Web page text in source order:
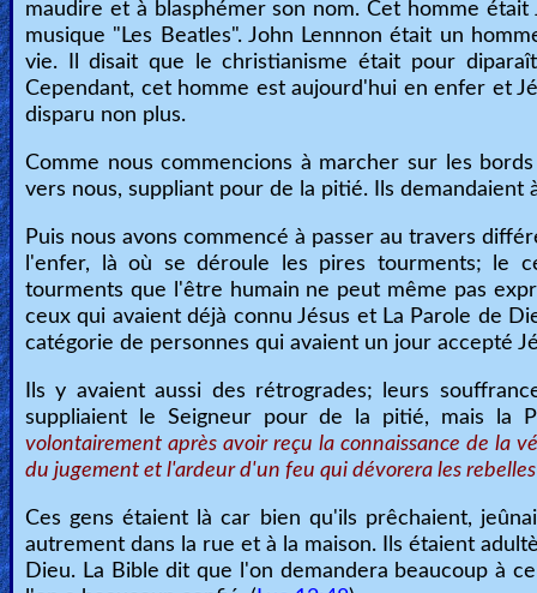
Contact/Feedback/Donate
Follow
us
Social
Media
PDF
Books
Random
Video
Ask
AI
Bible
maudire et à blasphémer son nom. Cet homme
musique "Les Beatles". John Lennnon était un
vie. Il disait que le christianisme était pour
Cependant, cet homme est aujourd'hui en enfer et
disparu non plus.
Comme nous commencions à marcher sur les
vers nous, suppliant pour de la pitié. Ils demandaient
Puis nous avons commencé à passer au travers
l'enfer, là où se déroule les pires tourments; le
tourments que l'être humain ne peut même pas
ceux qui avaient déjà connu Jésus et La Parole de
catégorie de personnes qui avaient un jour accepté
Ils y avaient aussi des rétrogrades; leurs
suppliaient le Seigneur pour de la pitié, mais la
volontairement après avoir reçu la connaissance de la
du jugement et l'ardeur d'un feu qui dévorera les rebelles
Ces gens étaient là car bien qu'ils prêchaient,
autrement dans la rue et à la maison. Ils étaient
Dieu. La Bible dit que l'on demandera beaucoup à